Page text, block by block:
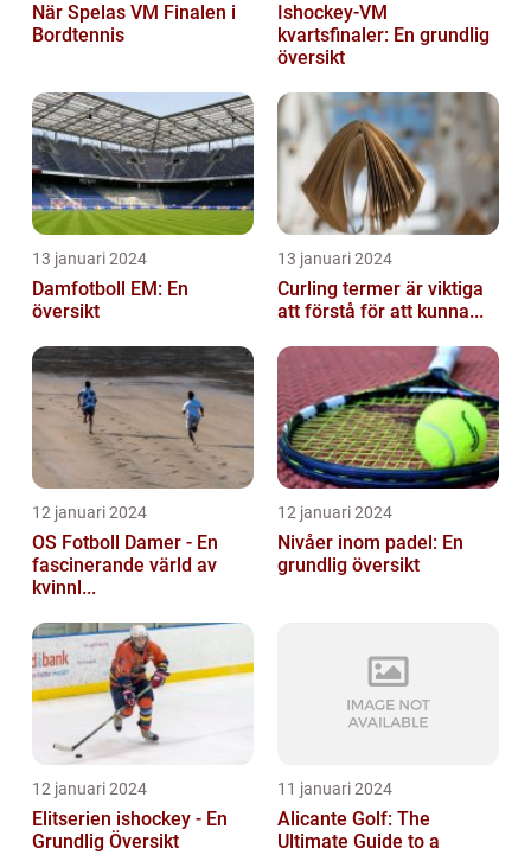
När Spelas VM Finalen i
Bordtennis
Ishockey-VM
kvartsfinaler: En grundlig
översikt
13 januari 2024
Damfotboll EM: En
översikt
13 januari 2024
Curling termer är viktiga
att förstå för att kunna...
12 januari 2024
OS Fotboll Damer - En
fascinerande värld av
kvinnl...
12 januari 2024
Nivåer inom padel: En
grundlig översikt
12 januari 2024
Elitserien ishockey - En
Grundlig Översikt
11 januari 2024
Alicante Golf: The
Ultimate Guide to a